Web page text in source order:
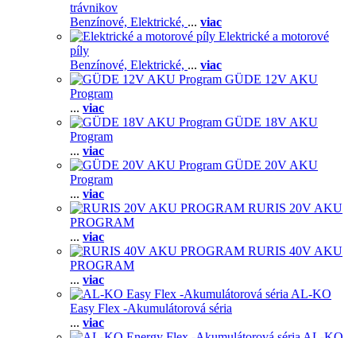
trávnikov
Benzínové, Elektrické, ... viac
Elektrické a motorové
píly
Benzínové, Elektrické, ... viac
GÜDE 12V AKU
Program
... viac
GÜDE 18V AKU
Program
... viac
GÜDE 20V AKU
Program
... viac
RURIS 20V AKU
PROGRAM
... viac
RURIS 40V AKU
PROGRAM
... viac
AL-KO
Easy Flex -Akumulátorová séria
... viac